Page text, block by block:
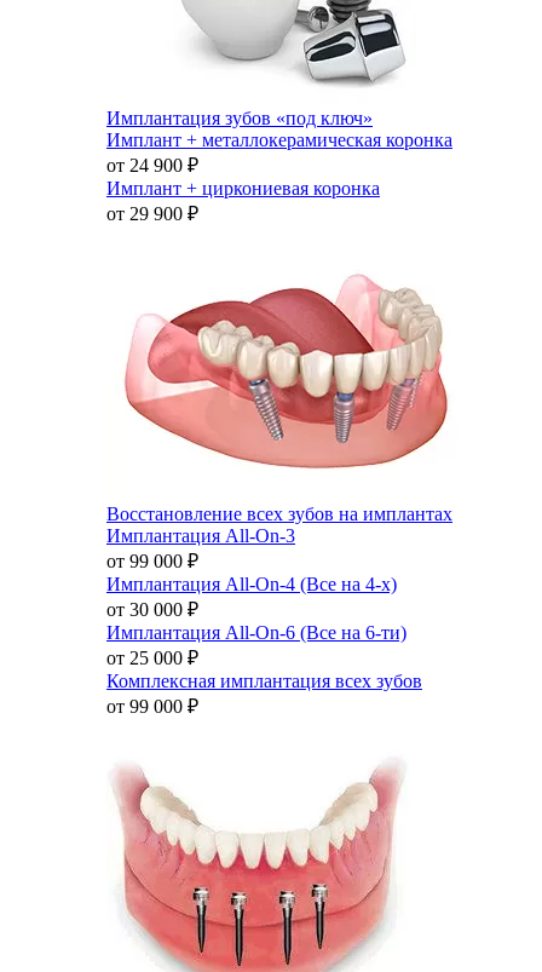
Имплантация зубов «под ключ»
Имплант + металлокерамическая коронка
от 24 900 ₽
Имплант + циркониевая коронка
от 29 900 ₽
Восстановление всех зубов на имплантах
Имплантация All-On-3
от 99 000 ₽
Имплантация All-On-4 (Все на 4-х)
от 30 000 ₽
Имплантация All-On-6 (Все на 6-ти)
от 25 000 ₽
Комплексная имплантация всех зубов
от 99 000 ₽